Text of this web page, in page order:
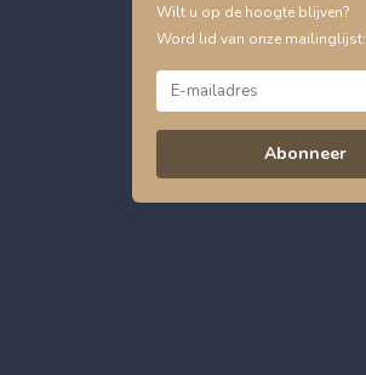
Wilt u op de hoogte blijven?
Word lid van onze mailinglijst:
Abonneer